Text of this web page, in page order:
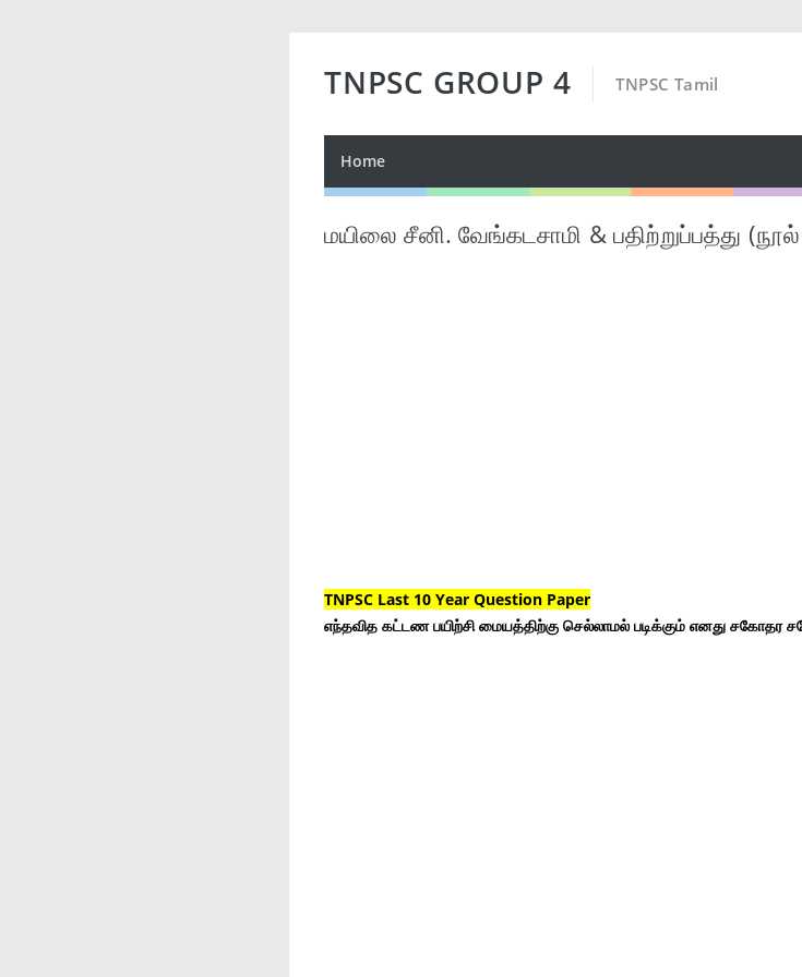
TNPSC GROUP 4 TNPSC Tamil
Home
மயிலை சீனி. வேங்கடசாமி & பதிற்றுப்பத்து
TNPSC Last 10 Year Question Paper
எந்தவித கட்டண பயிற்சி மையத்திற்கு செல்லாமல் படிக்கும் எனது சகோதர